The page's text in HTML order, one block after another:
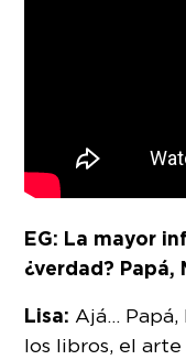
EG: La mayor
¿verdad? Papá,
Lisa: Ajá… Papá,
los libros, el